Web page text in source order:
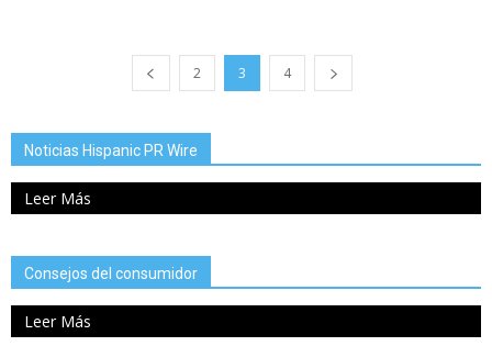
2 3 4
Noticias Hispanic PR Wire
Leer Más
Consejos del consumidor
Leer Más